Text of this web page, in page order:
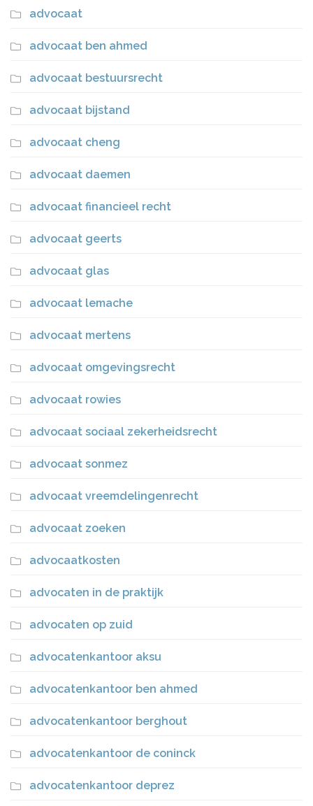
advocaat
advocaat ben ahmed
advocaat bestuursrecht
advocaat bijstand
advocaat cheng
advocaat daemen
advocaat financieel recht
advocaat geerts
advocaat glas
advocaat lemache
advocaat mertens
advocaat omgevingsrecht
advocaat rowies
advocaat sociaal zekerheidsrecht
advocaat sonmez
advocaat vreemdelingenrecht
advocaat zoeken
advocaatkosten
advocaten in de praktijk
advocaten op zuid
advocatenkantoor aksu
advocatenkantoor ben ahmed
advocatenkantoor berghout
advocatenkantoor de coninck
advocatenkantoor deprez